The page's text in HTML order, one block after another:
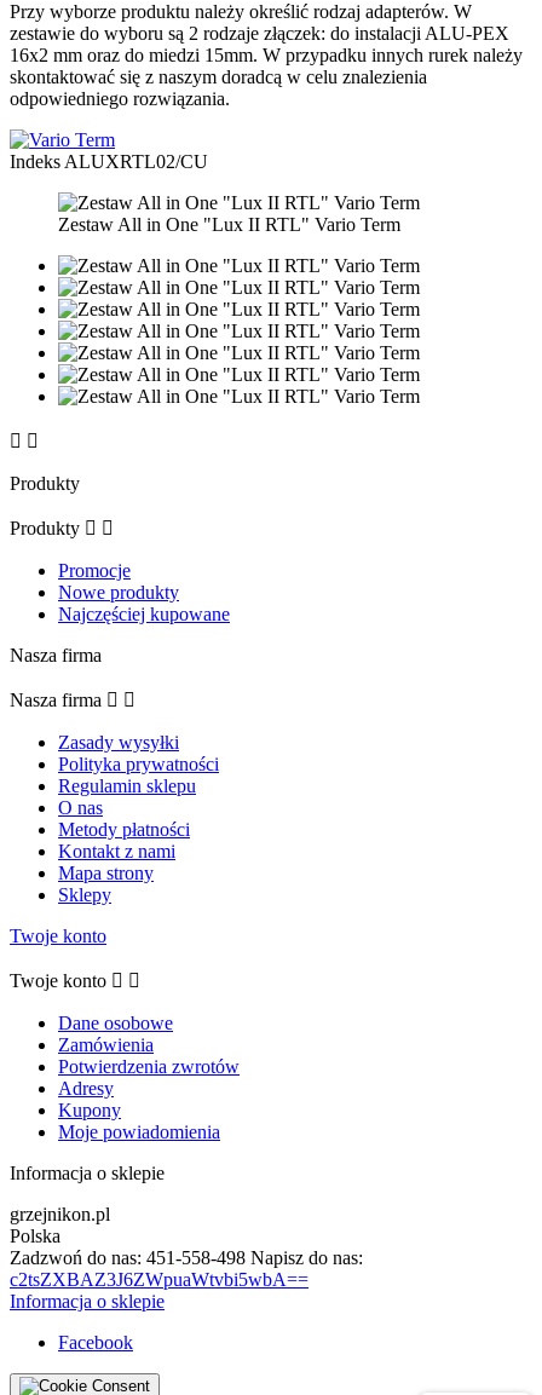
Przy wyborze produktu należy określić rodzaj adapterów. W
zestawie do wyboru są 2 rodzaje złączek: do instalacji ALU-PEX
16x2 mm oraz do miedzi 15mm. W przypadku innych rurek należy
skontaktować się z naszym doradcą w celu znalezienia
odpowiedniego rozwiązania.
Indeks ALUXRTL02/CU
Zestaw All in One "Lux II RTL" Vario Term
 
Produkty
Produkty  
Promocje
Nowe produkty
Najczęściej kupowane
Nasza firma
Nasza firma  
Zasady wysyłki
Polityka prywatności
Regulamin sklepu
O nas
Metody płatności
Kontakt z nami
Mapa strony
Sklepy
Twoje konto
Twoje konto  
Dane osobowe
Zamówienia
Potwierdzenia zwrotów
Adresy
Kupony
Moje powiadomienia
Informacja o sklepie
grzejnikon.pl
Polska
Zadzwoń do nas: 451-558-498 Napisz do nas:
c2tsZXBAZ3J6ZWpuaWtvbi5wbA==
Informacja o sklepie
Facebook